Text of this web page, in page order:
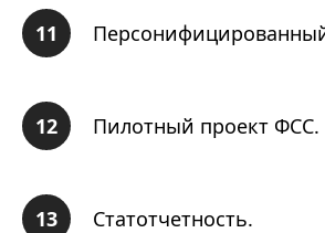
Пилотный проект ФСС.
Статотчетность.